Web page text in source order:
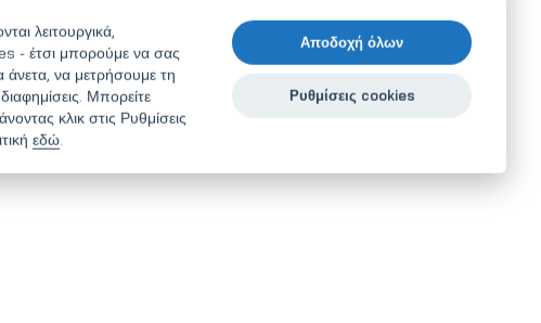
λειτουργικά,
- έτσι μπορούμε να σας
άνετα, να μετρήσουμε τη
Μπορείτε
κλικ στις Ρυθμίσεις
εδώ.
Αποδοχή όλων
Ρυθμίσεις cookies